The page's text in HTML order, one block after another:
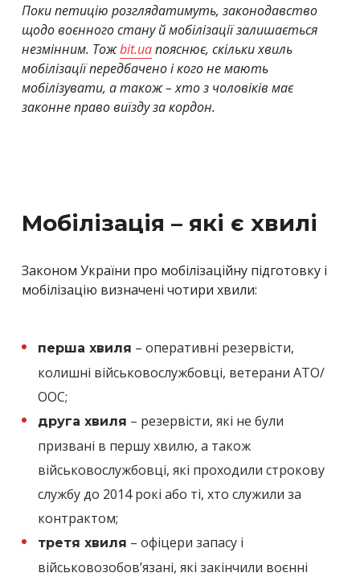
Поки петицію розглядатимуть, законодавство
щодо воєнного стану й мобілізації залишається
незмінним. Тожbit.uaпояснює, скільки хвиль
мобілізації передбачено і кого не мають
мобілізувати, а також – хто з чоловіків має
законне право виїзду за кордон.
Мобілізація – які є хвилі
Законом України про мобілізаційну підготовку і
мобілізацію визначені чотири хвили:
перша хвиля – оперативні резервісти,
колишні військовослужбовці, ветерани АТО/
ООС;
друга хвиля – резервісти, які не були
призвані в першу хвилю, а також
військовослужбовці, які проходили строкову
службу до 2014 рокі або ті, хто служили за
контрактом;
третя хвиля – офіцери запасу і
військовозобов’язані, які закінчили воєнні